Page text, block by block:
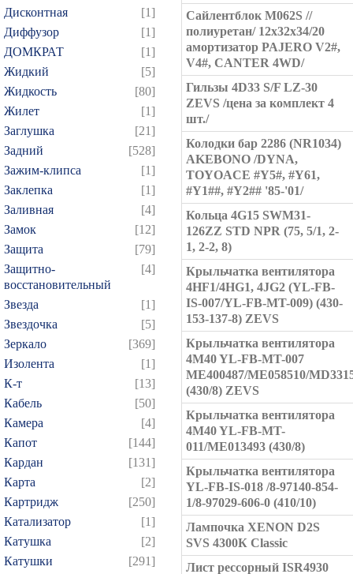
Дисконтная
[1]
Диффузор
[1]
ДОМКРАТ
[1]
Жидкий
[5]
Жидкость
[80]
Жилет
[1]
Заглушка
[21]
Задний
[528]
Зажим-клипса
[1]
Заклепка
[1]
Заливная
[4]
Замок
[12]
Защита
[79]
Защитно-
восстановительный
[4]
Звезда
[1]
Звездочка
[5]
Зеркало
[369]
Изолента
[1]
К-т
[13]
Кабель
[50]
Камера
[4]
Капот
[144]
Кардан
[131]
Карта
[2]
Картридж
[250]
Катализатор
[1]
Катушка
[2]
Катушки
[291]
Сайлентблок M062S //
полиуретан/ 12x32x34/20
амортизатор PAJERO V2#,
V4#, CANTER 4WD/
Гильзы 4D33 S/F LZ-30
ZEVS /цена за комплект 4
шт./
Колодки бар 2286 (NR1034)
AKEBONO /DYNA,
TOYOACE #Y5#, #Y61,
#Y1##, #Y2## '85-'01/
Кольца 4G15 SWM31-
126ZZ STD NPR (75, 5/1, 2-
1, 2-2, 8)
Крыльчатка вентилятора
4HF1/4HG1, 4JG2 (YL-FB-
IS-007/YL-FB-MT-009) (430-
153-137-8) ZEVS
Крыльчатка вентилятора
4M40 YL-FB-MT-007
ME400487/ME058510/
(430/8) ZEVS
Крыльчатка вентилятора
4M40 YL-FB-MT-
011/ME013493 (430/8)
Крыльчатка вентилятора
YL-FB-IS-018 /8-97140-854-
1/8-97029-606-0 (410/10)
Лампочка XENON D2S
SVS 4300К Classic
Лист рессорный ISR4930